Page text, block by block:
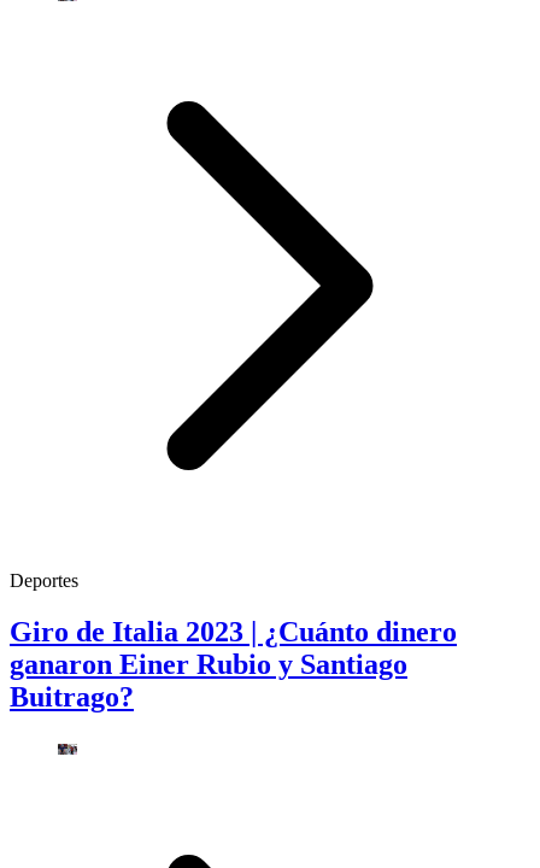
Deportes
Giro de Italia 2023 | ¿Cuánto dinero
ganaron Einer Rubio y Santiago
Buitrago?